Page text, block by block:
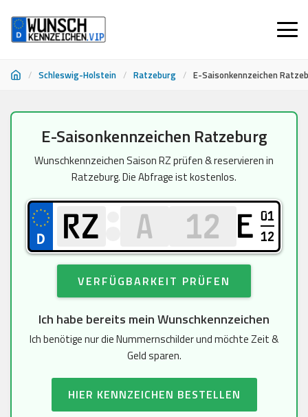
/ Schleswig-Holstein / Ratzeburg / E-Saisonkennzeichen
springen
E-Saisonkennzeichen Ratzeburg
Wunschkennzeichen Saison RZ prüfen & reservieren in
Ratzeburg. Die Abfrage ist kostenlos.
E 01
12
VERFÜGBARKEIT PRÜFEN
Ich habe bereits mein Wunschkennzeichen
Ich benötige nur die Nummernschilder und möchte Zeit &
Geld sparen.
HIER KENNZEICHEN BESTELLEN